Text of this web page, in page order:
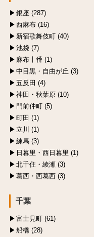
銀座 (287)
西麻布 (16)
新宿歌舞伎町 (40)
池袋 (7)
麻布十番 (1)
中目黒・自由が丘 (3)
五反田 (4)
神田・秋葉原 (10)
門前仲町 (5)
町田 (1)
立川 (1)
練馬 (3)
日暮里・西日暮里 (1)
北千住・綾瀬 (3)
葛西・西葛西 (3)
千葉
富士見町 (61)
船橋 (28)